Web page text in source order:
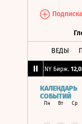
Подписка
ВЕДЫ
CNY Бирж.
КАЛЕНДАРЬ
СОБЫТИЙ
Пн Вт Ср